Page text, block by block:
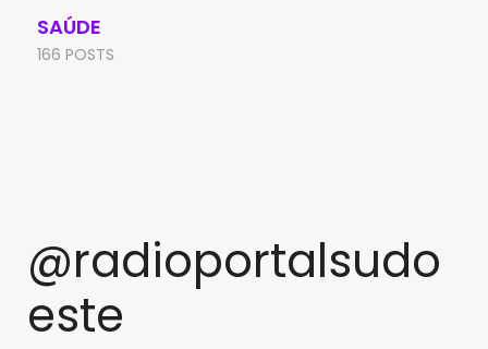
SAÚDE
166 POSTS
@radioportalsudo
este